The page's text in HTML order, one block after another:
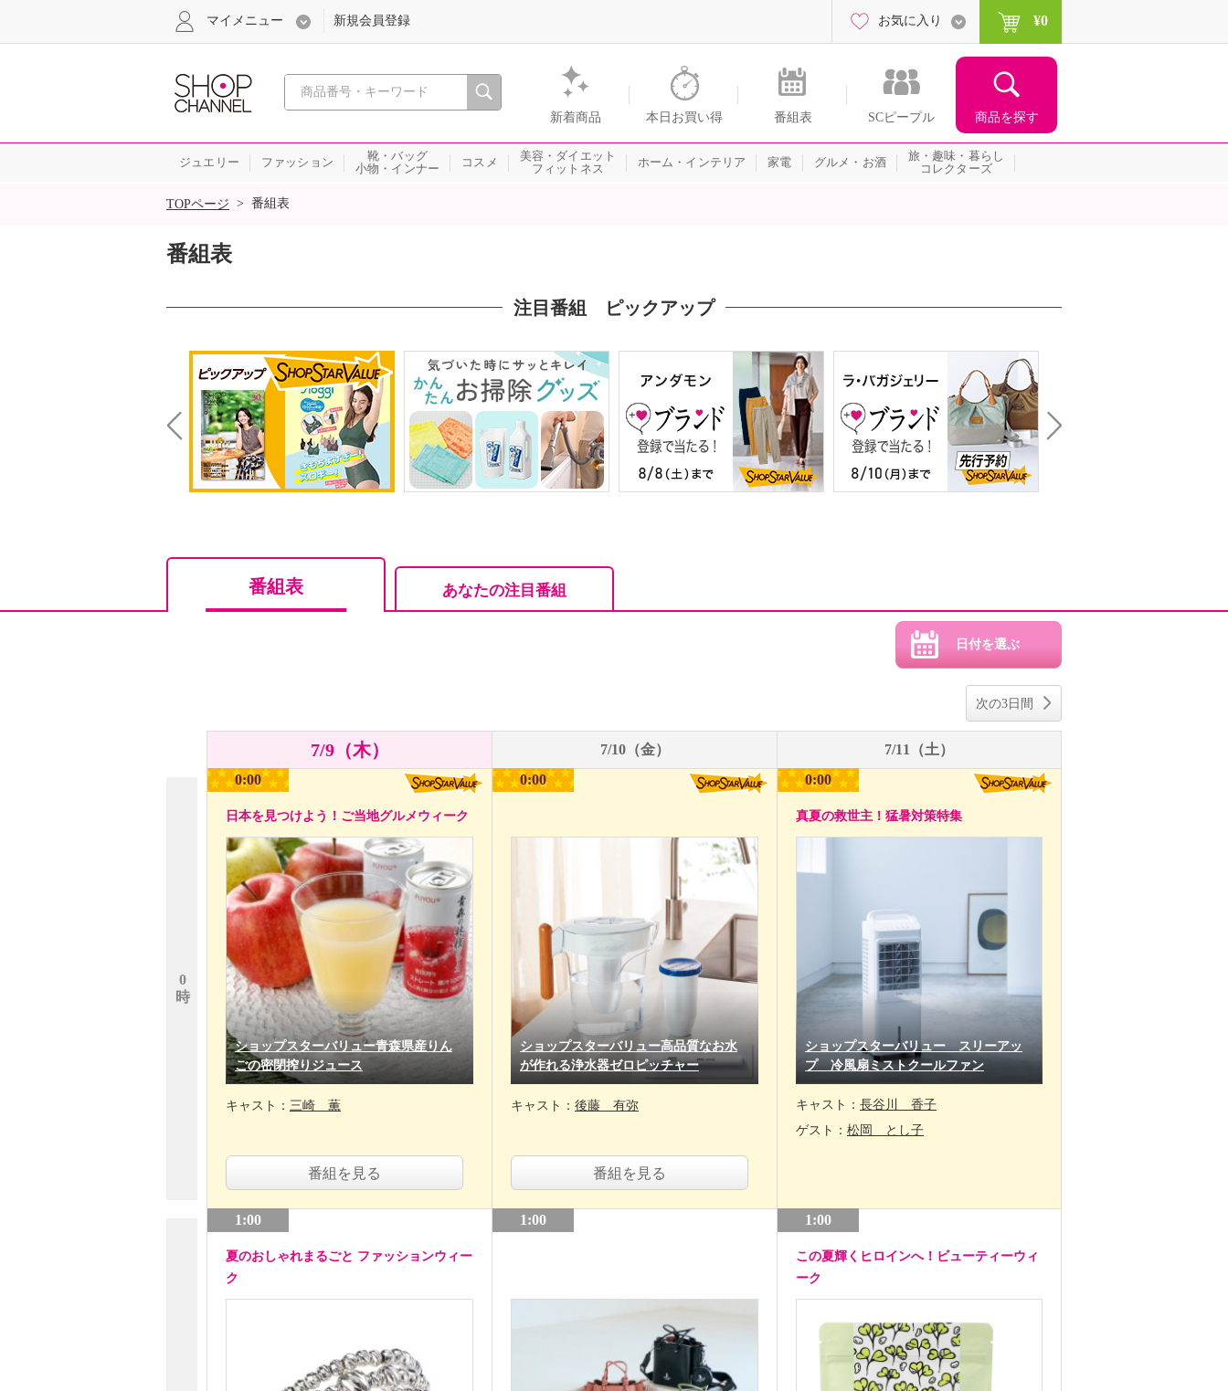
心おどる、瞬間を。通販・テレビショッピングのショップチャンネル
新着商品 本日お買い得 番組表 SCピープル 商品を探す
マイメニュー 新規会員登録 お気に入り ¥0
ジュエリー ファッション
靴・バッグ
小物・インナー
コスメ
美容・ダイエット
フィットネス
ホーム・インテリア 家電 グルメ・お酒
旅・趣味・暮らし
コレクターズ
SALE
TOPページ > 番組表
番組表
注目番組 ピックアップ
番組表 あなたの注目番組
次の3日間
7/9（木） 7/10（金） 7/11（土）
0
時
0:00
日本を見つけよう！ご当地グルメウィーク
ショップスターバリュー青森県産りん
ごの密閉搾りジュース
キャスト： 三崎 薫
番組を見る
1:00
夏のおしゃれまるごと ファッションウィー
ク
0:00
ショップスターバリュー高品質なお水
が作れる浄水器ゼロピッチャー
キャスト： 後藤 有弥
番組を見る
1:00
0:00
真夏の救世主！猛暑対策特集
ショップスターバリュー スリーアッ
プ 冷風扇ミストクールファン
キャスト： 長谷川 香子
ゲスト： 松岡 とし子
1:00
この夏輝くヒロインへ！ビューティーウィ
ーク